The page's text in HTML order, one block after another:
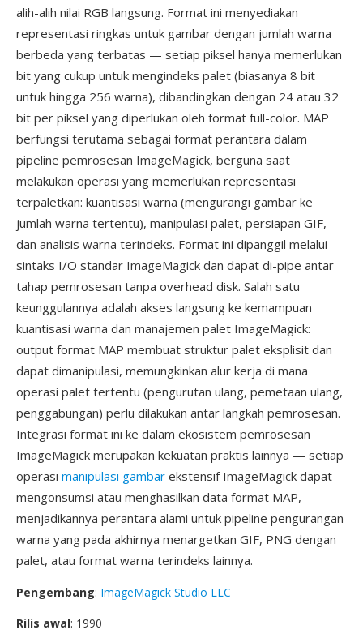
alih-alih nilai RGB langsung. Format ini menyediakan
representasi ringkas untuk gambar dengan jumlah warna
berbeda yang terbatas — setiap piksel hanya memerlukan
bit yang cukup untuk mengindeks palet (biasanya 8 bit
untuk hingga 256 warna), dibandingkan dengan 24 atau 32
bit per piksel yang diperlukan oleh format full-color. MAP
berfungsi terutama sebagai format perantara dalam
pipeline pemrosesan ImageMagick, berguna saat
melakukan operasi yang memerlukan representasi
terpaletkan: kuantisasi warna (mengurangi gambar ke
jumlah warna tertentu), manipulasi palet, persiapan GIF,
dan analisis warna terindeks. Format ini dipanggil melalui
sintaks I/O standar ImageMagick dan dapat di-pipe antar
tahap pemrosesan tanpa overhead disk. Salah satu
keunggulannya adalah akses langsung ke kemampuan
kuantisasi warna dan manajemen palet ImageMagick:
output format MAP membuat struktur palet eksplisit dan
dapat dimanipulasi, memungkinkan alur kerja di mana
operasi palet tertentu (pengurutan ulang, pemetaan ulang,
penggabungan) perlu dilakukan antar langkah pemrosesan.
Integrasi format ini ke dalam ekosistem pemrosesan
ImageMagick merupakan kekuatan praktis lainnya — setiap
operasi manipulasi gambar ekstensif ImageMagick dapat
mengonsumsi atau menghasilkan data format MAP,
menjadikannya perantara alami untuk pipeline pengurangan
warna yang pada akhirnya menargetkan GIF, PNG dengan
palet, atau format warna terindeks lainnya.
Pengembang: ImageMagick Studio LLC
Rilis awal: 1990